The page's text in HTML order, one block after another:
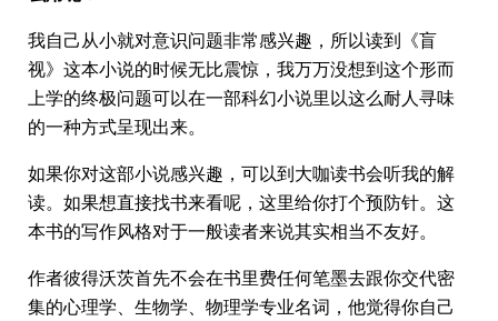
我自己从小就对意识问题非常感兴趣，所以读到《盲
视》这本小说的时候无比震惊，我万万没想到这个形而
上学的终极问题可以在一部科幻小说里以这么耐人寻味
的一种方式呈现出来。
如果你对这部小说感兴趣，可以到大咖读书会听我的解
读。如果想直接找书来看呢，这里给你打个预防针。这
本书的写作风格对于一般读者来说其实相当不友好。
作者彼得沃茨首先不会在书里费任何笔墨去跟你交代密
集的心理学、生物学、物理学专业名词，他觉得你自己